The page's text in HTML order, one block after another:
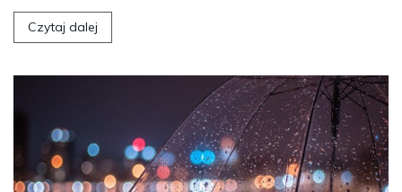
Czytaj dalej